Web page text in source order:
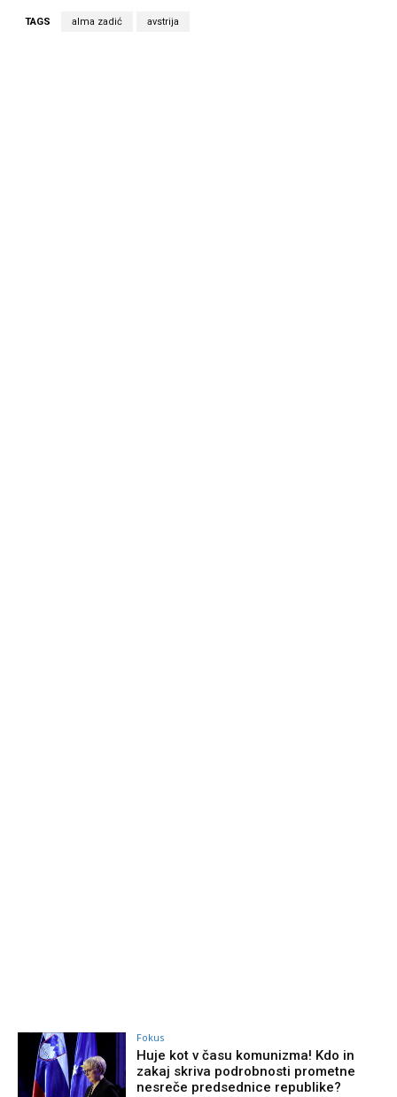
TAGS alma zadić avstrija
Fokus
Huje kot v času komunizma! Kdo in
zakaj skriva podrobnosti prometne
nesreče predsednice republike?